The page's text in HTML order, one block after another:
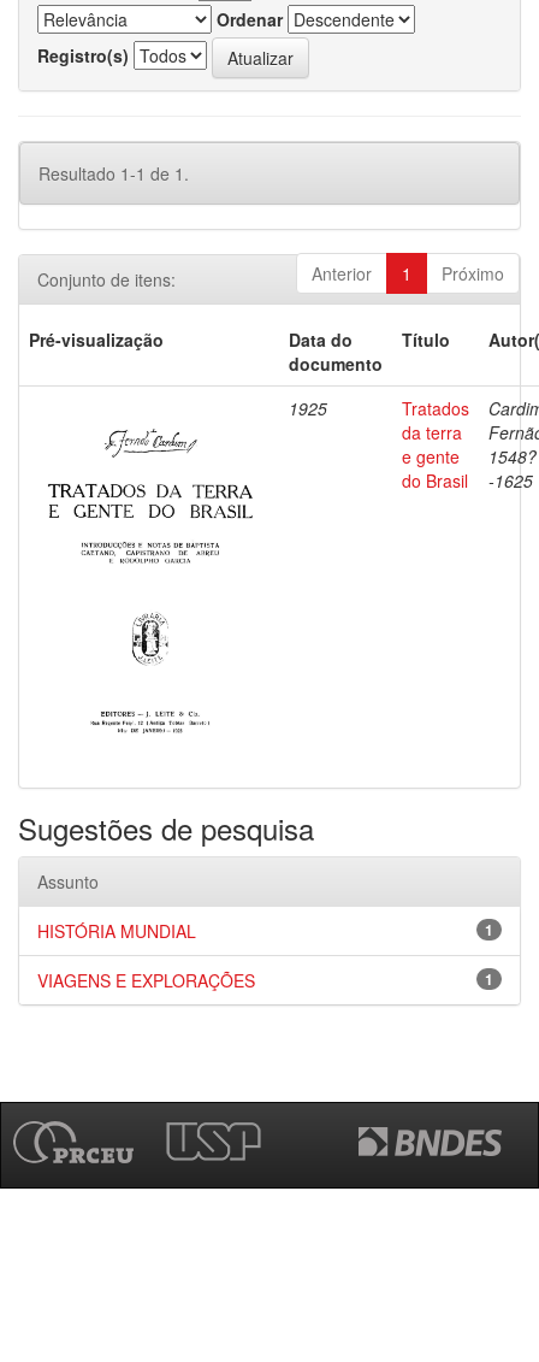
Ordenar
Registro(s)
Resultado 1-1 de 1.
Anterior 1 Próximo
Conjunto de itens:
Pré-visualização
Data do
documento
Título
1925
Tratados
da terra
e gente
do Brasil
1548?
-1625
Sugestões de pesquisa
Assunto
1
HISTÓRIA MUNDIAL
1
VIAGENS E EXPLORAÇÕES